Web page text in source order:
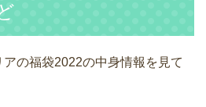
の福袋2022の中身情報を見て